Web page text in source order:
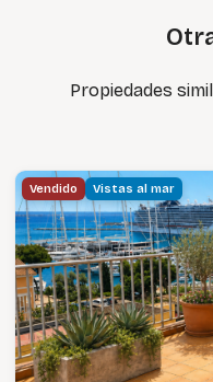
Propiedades
Vendido Vistas al mar